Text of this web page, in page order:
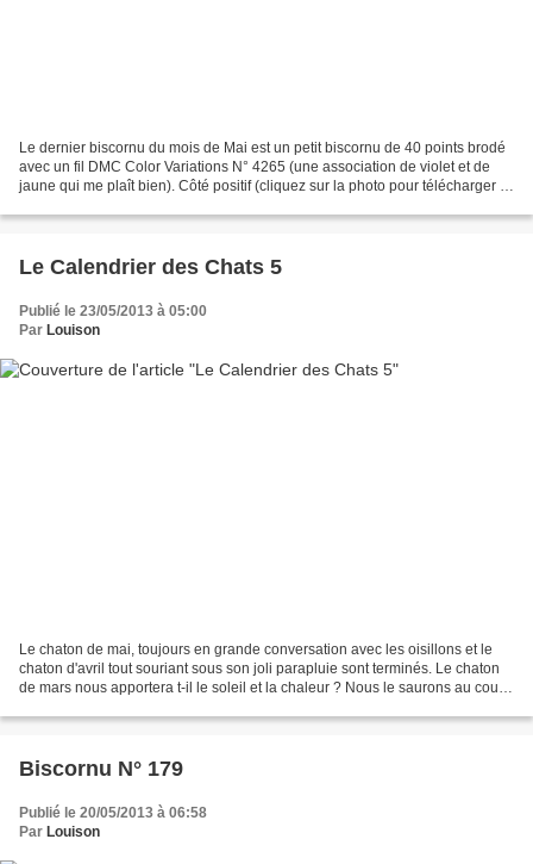
Le dernier biscornu du mois de Mai est un petit biscornu de 40 points brodé
avec un fil DMC Color Variations N° 4265 (une association de violet et de
jaune qui me plaît bien). Côté positif (cliquez sur la photo pour télécharger la
Le Calendrier des Chats 5
Publié le 23/05/2013 à 05:00
Par Louison
Le chaton de mai, toujours en grande conversation avec les oisillons et le
chaton d'avril tout souriant sous son joli parapluie sont terminés. Le chaton
de mars nous apportera t-il le soleil et la chaleur ? Nous le saurons au cours
Biscornu N° 179
Publié le 20/05/2013 à 06:58
Par Louison